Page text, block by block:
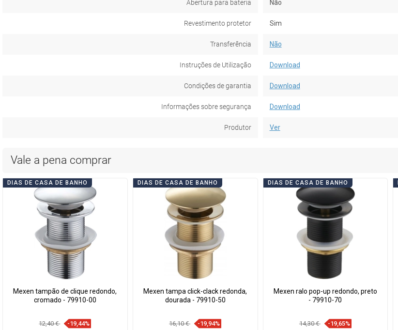
Abertura para bateria Não
Revestimento protetor Sim
Transferência Não
Instruções de Utilização Download
Condições de garantia Download
Informações sobre segurança Download
Produtor Ver
Vale a pena comprar
DIAS DE CASA DE BANHO
Mexen tampão de clique redondo,
cromado - 79910-00
12,40 € -19,44%
DIAS DE CASA DE BANHO
Mexen tampa click-clack redonda,
dourada - 79910-50
16,10 € -19,94%
DIAS DE CASA DE BANHO
Mexen ralo pop-up redondo, preto
- 79910-70
14,30 € -19,65%